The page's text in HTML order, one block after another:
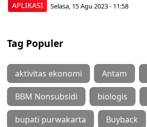
APLIKASI Selasa, 15 Agu 2023 - 11:58
Tag Populer
aktivitas ekonomi Antam
BBM Nonsubsidi biologis
bupati purwakarta Buyback